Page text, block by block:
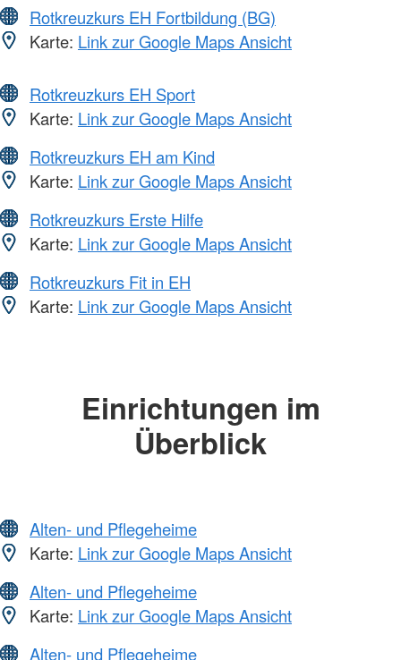
Rotkreuzkurs EH Fortbildung (BG)
Karte: Link zur Google Maps Ansicht
Rotkreuzkurs EH Sport
Karte: Link zur Google Maps Ansicht
Rotkreuzkurs EH am Kind
Karte: Link zur Google Maps Ansicht
Rotkreuzkurs Erste Hilfe
Karte: Link zur Google Maps Ansicht
Rotkreuzkurs Fit in EH
Karte: Link zur Google Maps Ansicht
Einrichtungen im
Überblick
Alten- und Pflegeheime
Karte: Link zur Google Maps Ansicht
Alten- und Pflegeheime
Karte: Link zur Google Maps Ansicht
Alten- und Pflegeheime